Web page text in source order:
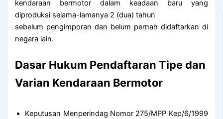
kendaraan bermotor dalam keadaan baru yang
diproduksi selama-lamanya 2 (dua) tahun
sebelum pengimporan dan belum pernah didaftarkan di
negara lain.
Dasar Hukum Pendaftaran Tipe dan
Varian Kendaraan Bermotor
Keputusan Menperindag Nomor 275/MPP Kep/6/1999